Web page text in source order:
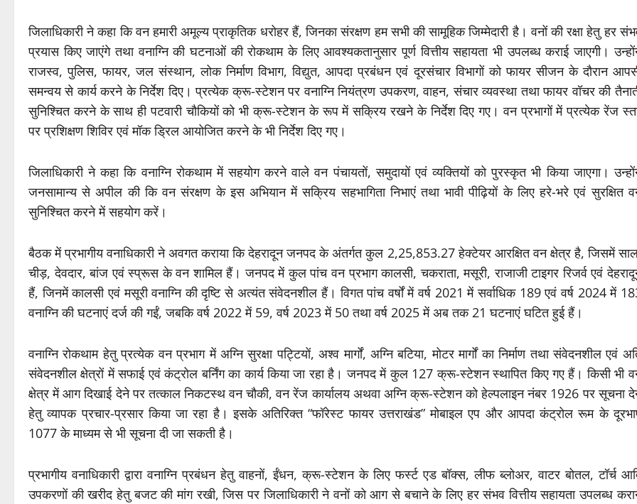
जिलाधिकारी ने कहा कि वन हमारी अमूल्य प्राकृतिक धरोहर हैं, जिनका संरक्षण हम सभी की सामूहिक जिम्मेदारी है। वनों की रक्षा हेतु हर
प्रयास किए जाएंगे तथा वनाग्नि की घटनाओं की रोकथाम के लिए आवश्यकतानुसार पूर्ण वित्तीय सहायता भी उपलब्ध कराई जाएगी।
राजस्व, पुलिस, फायर, जल संस्थान, लोक निर्माण विभाग, विद्युत, आपदा प्रबंधन एवं दूरसंचार विभागों को फायर सीजन के दौरान
समन्वय से कार्य करने के निर्देश दिए। प्रत्येक क्रू-स्टेशन पर वनाग्नि नियंत्रण उपकरण, वाहन, संचार व्यवस्था तथा फायर वॉचर की
सुनिश्चित करने के साथ ही पटवारी चौकियों को भी क्रू-स्टेशन के रूप में सक्रिय रखने के निर्देश दिए गए। वन प्रभागों में प्रत्येक रेंज
पर प्रशिक्षण शिविर एवं मॉक ड्रिल आयोजित करने के भी निर्देश दिए गए।
जिलाधिकारी ने कहा कि वनाग्नि रोकथाम में सहयोग करने वाले वन पंचायतों, समुदायों एवं व्यक्तियों को पुरस्कृत भी किया जाएगा।
जनसामान्य से अपील की कि वन संरक्षण के इस अभियान में सक्रिय सहभागिता निभाएं तथा भावी पीढ़ियों के लिए हरे-भरे एवं सुरक्षित
सुनिश्चित करने में सहयोग करें।
बैठक में प्रभागीय वनाधिकारी ने अवगत कराया कि देहरादून जनपद के अंतर्गत कुल 2,25,853.27 हेक्टेयर आरक्षित वन क्षेत्र है, जिसमें
चीड़, देवदार, बांज एवं स्प्रूस के वन शामिल हैं। जनपद में कुल पांच वन प्रभाग कालसी, चकराता, मसूरी, राजाजी टाइगर रिजर्व एवं
हैं, जिनमें कालसी एवं मसूरी वनाग्नि की दृष्टि से अत्यंत संवेदनशील हैं। विगत पांच वर्षों में वर्ष 2021 में सर्वाधिक 189 एवं वर्ष 2024 में
वनाग्नि की घटनाएं दर्ज की गईं, जबकि वर्ष 2022 में 59, वर्ष 2023 में 50 तथा वर्ष 2025 में अब तक 21 घटनाएं घटित हुई हैं।
वनाग्नि रोकथाम हेतु प्रत्येक वन प्रभाग में अग्नि सुरक्षा पट्टियों, अश्व मार्गों, अग्नि बटिया, मोटर मार्गों का निर्माण तथा संवेदनशील एवं
संवेदनशील क्षेत्रों में सफाई एवं कंट्रोल बर्निंग का कार्य किया जा रहा है। जनपद में कुल 127 क्रू-स्टेशन स्थापित किए गए हैं। किसी भी
क्षेत्र में आग दिखाई देने पर तत्काल निकटस्थ वन चौकी, वन रेंज कार्यालय अथवा अग्नि क्रू-स्टेशन को हेल्पलाइन नंबर 1926 पर सूचना
हेतु व्यापक प्रचार-प्रसार किया जा रहा है। इसके अतिरिक्त “फॉरेस्ट फायर उत्तराखंड” मोबाइल एप और आपदा कंट्रोल रूम के
1077 के माध्यम से भी सूचना दी जा सकती है।
प्रभागीय वनाधिकारी द्वारा वनाग्नि प्रबंधन हेतु वाहनों, ईंधन, क्रू-स्टेशन के लिए फर्स्ट एड बॉक्स, लीफ ब्लोअर, वाटर बोतल, टॉर्च
उपकरणों की खरीद हेतु बजट की मांग रखी, जिस पर जिलाधिकारी ने वनों को आग से बचाने के लिए हर संभव वित्तीय सहायता उपलब्ध